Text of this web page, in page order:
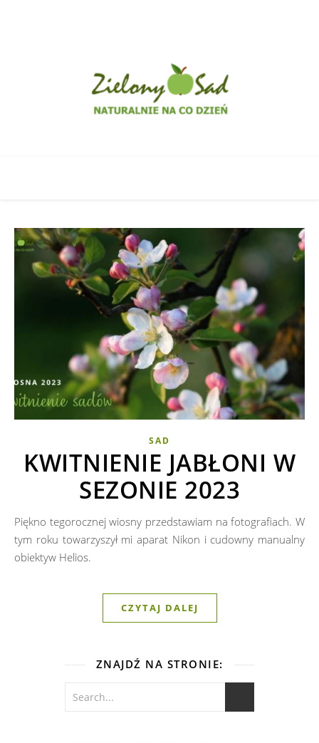
SAD
KWITNIENIE JABŁONI W
SEZONIE 2023
Piękno tegorocznej wiosny przedstawiam na fotografiach. W
tym roku towarzyszył mi aparat Nikon i cudowny manualny
obiektyw Helios.
CZYTAJ DALEJ
ZNAJDŹ NA STRONIE: